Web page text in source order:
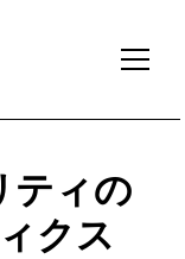
ティの
クス